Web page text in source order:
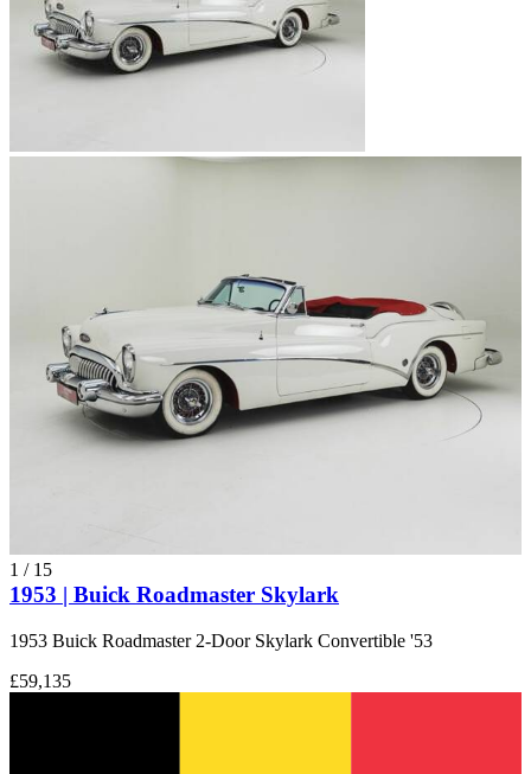
1 / 15
1953 | Buick Roadmaster Skylark
1953 Buick Roadmaster 2-Door Skylark Convertible '53
£59,135